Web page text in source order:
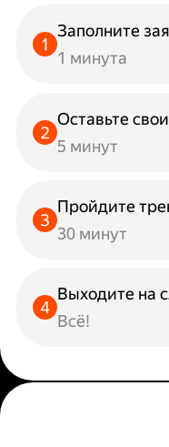
Заполните
1 минута
Оставьте
5 минут
Пройдите
30 минут
Выходите на
Всё!